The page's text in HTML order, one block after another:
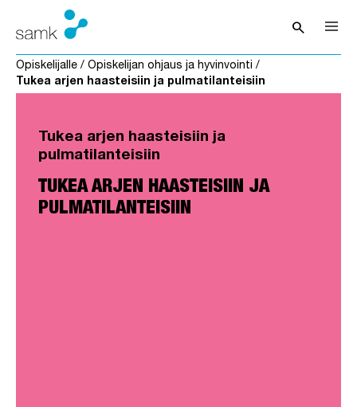
Siirry sisältöön
searchAvaa haku
Opiskelijalle / Opiskelijan ohjaus ja hyvinvointi /
Tukea arjen haasteisiin ja pulmatilanteisiin
Tukea arjen haasteisiin ja
pulmatilanteisiin
TUKEA ARJEN HAASTEISIIN JA
PULMATILANTEISIIN